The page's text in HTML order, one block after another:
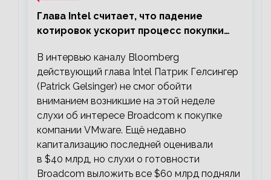
Глава Intel считает, что падение
котировок ускорит процесс покупки
В интервью каналу Bloomberg
действующий глава Intel Патрик Гелсингер
(Patrick Gelsinger) не смог обойти
вниманием возникшие на этой неделе
слухи об интересе Broadcom к покупке
компании VMware. Ещё недавно
капитализацию последней оценивали
в $40 млрд, но слухи о готовности
Broadcom выложить все $60 млрд подняли